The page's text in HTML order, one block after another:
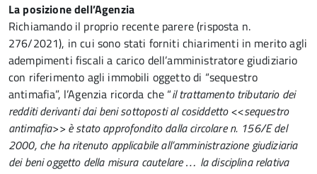
La posizione dell’Agenzia
Richiamando il proprio recente parere (risposta n.
276/2021), in cui sono stati forniti chiarimenti in merito agli
adempimenti fiscali a carico dell’amministratore giudiziario
con riferimento agli immobili oggetto di “sequestro
antimafia”, l’Agenzia ricorda che “il trattamento tributario dei
redditi derivanti dai beni sottoposti al cosiddetto <<sequestro
antimafia>> è stato approfondito dalla circolare n. 156/E del
2000, che ha ritenuto applicabile all’amministrazione giudiziaria
dei beni oggetto della misura cautelare … la disciplina relativa